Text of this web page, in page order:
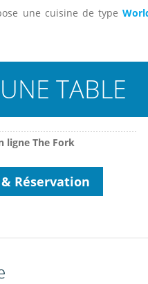
une cuisine de type
TABLE
ligne The Fork
Réservation